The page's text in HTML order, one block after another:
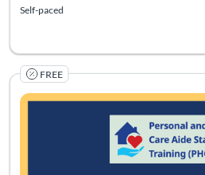
Self-paced
FREE
Listing Catalog: PHCAST Chinese
Listing Date: Self-paced